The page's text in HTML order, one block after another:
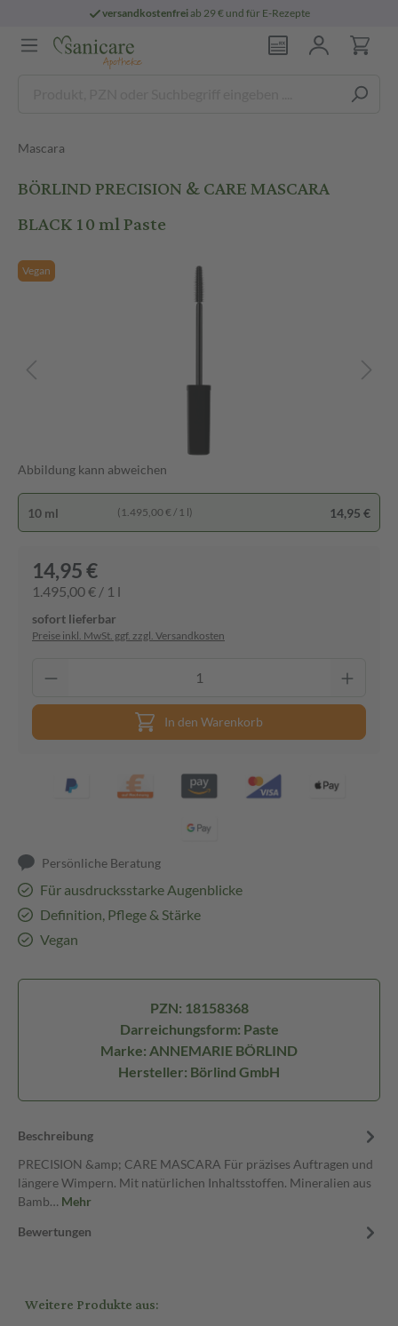
versandkostenfreiab 29 € und für E-Rezepte
Mascara
BÖRLIND PRECISION & CARE MASCARA
BLACK 10 ml Paste
Vegan
Abbildung kann abweichen
10 ml (1.495,00 € / 1 l) 14,95 €
14,95 €
1.495,00 € / 1 l
sofort lieferbar
Preise inkl. MwSt. ggf. zzgl. Versandkosten
In den Warenkorb
Persönliche Beratung
Für ausdrucksstarke Augenblicke
Definition, Pflege & Stärke
Vegan
PZN: 18158368
Darreichungsform: Paste
Marke: ANNEMARIE BÖRLIND
Hersteller: Börlind GmbH
Beschreibung
PRECISION &amp; CARE MASCARA Für präzises Auftragen und
längere Wimpern. Mit natürlichen Inhaltsstoffen. Mineralien aus
Bamb… Mehr
Bewertungen
Weitere Produkte aus: